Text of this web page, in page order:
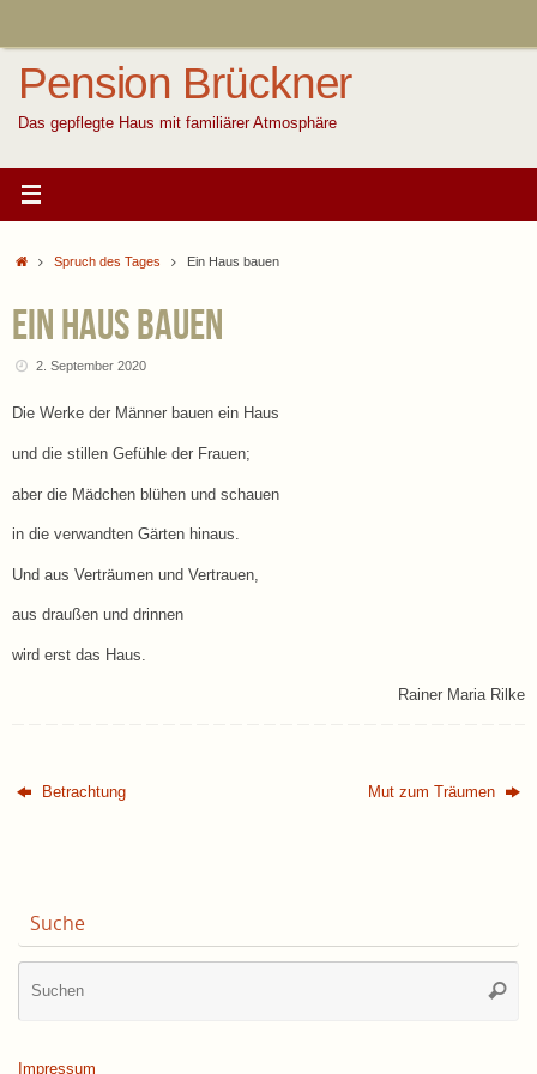
Pension Brückner
Das gepflegte Haus mit familiärer Atmosphäre
StartSpruch des Tages Ein Haus bauen
Ein Haus bauen
2. September 2020
Die Werke der Männer bauen ein Haus
und die stillen Gefühle der Frauen;
aber die Mädchen blühen und schauen
in die verwandten Gärten hinaus.
Und aus Verträumen und Vertrauen,
aus draußen und drinnen
wird erst das Haus.
Rainer Maria Rilke
Betrachtung Mut zum Träumen
Suche
Impressum